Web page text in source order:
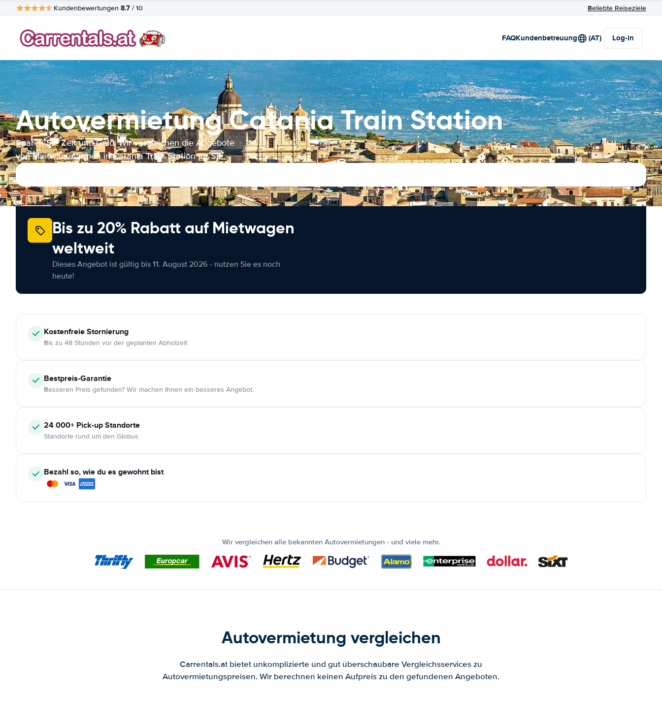
Kundenbewertungen 8.7 / 10 Beliebte Reiseziele
FAQKundenbetreuung (AT) Log-in
Autovermietung Catania Train Station
Sparen Sie Zeit und Geld. Wir vergleichen die Angebote
von Mietwagenfirmen in Catania Train Station für Sie.
Bis zu 20% Rabatt auf Mietwagen
weltweit
Dieses Angebot ist gültig bis 11. August 2026 - nutzen Sie es noch
heute!
KostenfreieStornierung
Bis zu 48 Stunden vor der geplanten Abholzeit
Bestpreis-Garantie
Besseren Preis gefunden? Wir machen Ihnen ein besseres Angebot.
24 000+ Pick-up Standorte
Standorte rund um den Globus
Bezahl so, wie du es gewohnt bist
Wir vergleichen alle bekannten Autovermietungen - und viele mehr.
Autovermietung vergleichen
Carrentals.at bietet unkomplizierte und gut überschaubare Vergleichsservices zu
Autovermietungspreisen. Wir berechnen keinen Aufpreis zu den gefundenen Angeboten.